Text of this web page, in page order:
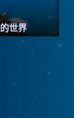
的世界